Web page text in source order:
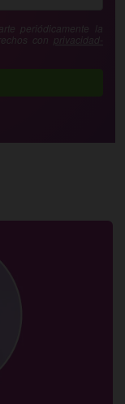
periódicamente la
con privacidad-